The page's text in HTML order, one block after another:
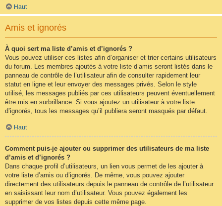
Haut
Amis et ignorés
À quoi sert ma liste d’amis et d’ignorés ?
Vous pouvez utiliser ces listes afin d’organiser et trier certains utilisateurs
du forum. Les membres ajoutés à votre liste d’amis seront listés dans le
panneau de contrôle de l’utilisateur afin de consulter rapidement leur
statut en ligne et leur envoyer des messages privés. Selon le style
utilisé, les messages publiés par ces utilisateurs peuvent éventuellement
être mis en surbrillance. Si vous ajoutez un utilisateur à votre liste
d’ignorés, tous les messages qu’il publiera seront masqués par défaut.
Haut
Comment puis-je ajouter ou supprimer des utilisateurs de ma liste
d’amis et d’ignorés ?
Dans chaque profil d’utilisateurs, un lien vous permet de les ajouter à
votre liste d’amis ou d’ignorés. De même, vous pouvez ajouter
directement des utilisateurs depuis le panneau de contrôle de l’utilisateur
en saisissant leur nom d’utilisateur. Vous pouvez également les
supprimer de vos listes depuis cette même page.